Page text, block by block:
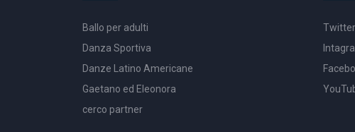
Ballo per adulti
Danza Sportiva
Danze Latino Americane
Gaetano ed Eleonora
cerco partner
Twitter